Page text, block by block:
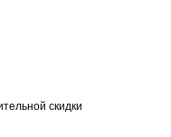
скидки